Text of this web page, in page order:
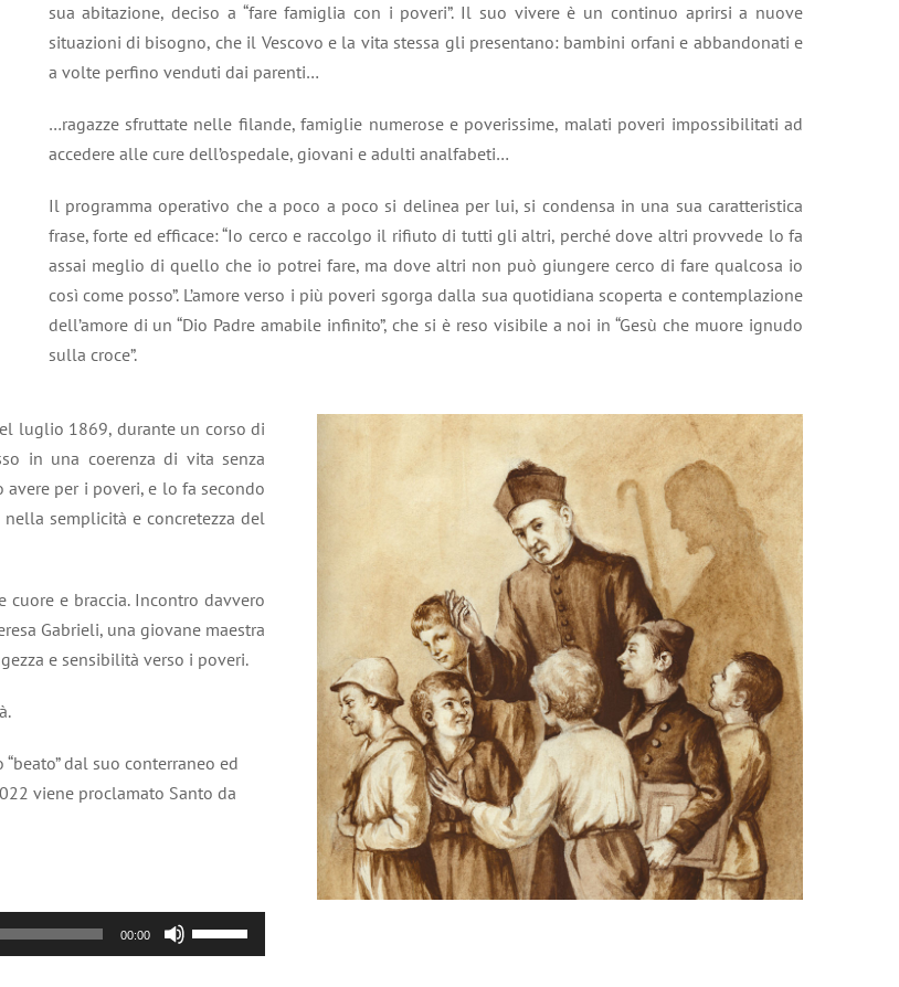
sua abitazione, deciso a “fare famiglia con i poveri”. Il suo vivere è un continuo aprirsi a nuove
situazioni di bisogno, che il Vescovo e la vita stessa gli presentano: bambini orfani e abbandonati e
a volte perfino venduti dai parenti…
…ragazze sfruttate nelle filande, famiglie numerose e poverissime, malati poveri impossibilitati ad
accedere alle cure dell’ospedale, giovani e adulti analfabeti…
Il programma operativo che a poco a poco si delinea per lui, si condensa in una sua caratteristica
frase, forte ed efficace: “Io cerco e raccolgo il rifiuto di tutti gli altri, perché dove altri provvede lo fa
assai meglio di quello che io potrei fare, ma dove altri non può giungere cerco di fare qualcosa io
così come posso”. L’amore verso i più poveri sgorga dalla sua quotidiana scoperta e contemplazione
dell’amore di un “Dio Padre amabile infinito”, che si è reso visibile a noi in “Gesù che muore ignudo
sulla croce”.
luglio 1869, durante un corso di
in una coerenza di vita senza
per i poveri, e lo fa secondo
semplicità e concretezza del
e braccia. Incontro davvero
Gabrieli, una giovane maestra
e sensibilità verso i poveri.
dal suo conterraneo ed
viene proclamato Santo da
00:00
Usa
i